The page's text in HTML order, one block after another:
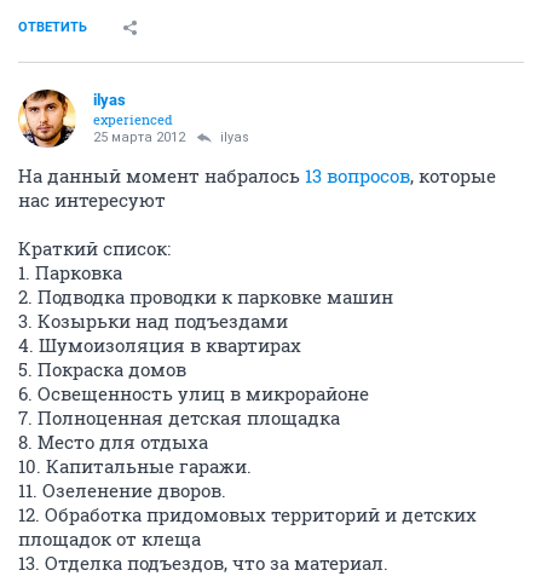
ОТВЕТИТЬ
ilyas
experienced
25 марта 2012 ilyas
На данный момент набралось 13 вопросов, которые
нас интересуют
Краткий список:
1. Парковка
2. Подводка проводки к парковке машин
3. Козырьки над подъездами
4. Шумоизоляция в квартирах
5. Покраска домов
6. Освещенность улиц в микрорайоне
7. Полноценная детская площадка
8. Место для отдыха
10. Капитальные гаражи.
11. Озеленение дворов.
12. Обработка придомовых территорий и детских
площадок от клеща
13. Отделка подъездов, что за материал.